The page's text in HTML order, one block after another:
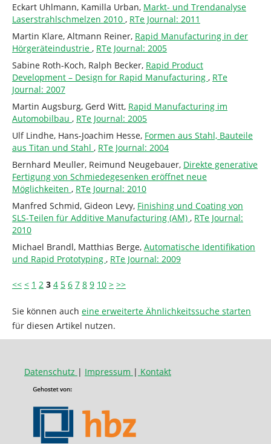
Eckart Uhlmann, Kamilla Urban, Markt- und Trendanalyse
Laserstrahlschmelzen 2010 , RTe Journal: 2011
Martin Klare, Altmann Reiner, Rapid Manufacturing in der
Hörgeräteindustrie , RTe Journal: 2005
Sabine Roth-Koch, Ralph Becker, Rapid Product
Development – Design for Rapid Manufacturing , RTe
Journal: 2007
Martin Augsburg, Gerd Witt, Rapid Manufacturing im
Automobilbau , RTe Journal: 2005
Ulf Lindhe, Hans-Joachim Hesse, Formen aus Stahl, Bauteile
aus Titan und Stahl , RTe Journal: 2004
Bernhard Meuller, Reimund Neugebauer, Direkte generative
Fertigung von Schmiedegesenken eröffnet neue
Möglichkeiten , RTe Journal: 2010
Manfred Schmid, Gideon Levy, Finishing und Coating von
SLS-Teilen für Additive Manufacturing (AM) , RTe Journal:
2010
Michael Brandl, Matthias Berge, Automatische Identifikation
und Rapid Prototyping , RTe Journal: 2009
<< < 1 2 3 4 5 6 7 8 9 10 > >>
Sie können auch eine erweiterte Ähnlichkeitssuche starten
für diesen Artikel nutzen.
Datenschutz | Impressum | Kontakt